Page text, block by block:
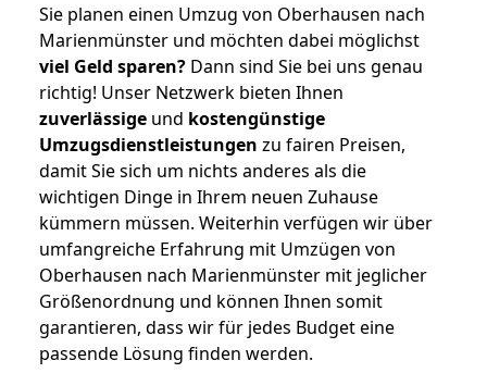
Sie planen einen Umzug von Oberhausen nach
Marienmünster und möchten dabei möglichst
viel Geld sparen? Dann sind Sie bei uns genau
richtig! Unser Netzwerk bieten Ihnen
zuverlässige und kostengünstige
Umzugsdienstleistungen zu fairen Preisen,
damit Sie sich um nichts anderes als die
wichtigen Dinge in Ihrem neuen Zuhause
kümmern müssen. Weiterhin verfügen wir über
umfangreiche Erfahrung mit Umzügen von
Oberhausen nach Marienmünster mit jeglicher
Größenordnung und können Ihnen somit
garantieren, dass wir für jedes Budget eine
passende Lösung finden werden.